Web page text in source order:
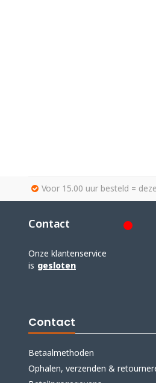
Voor 15.00 uur besteld =
Contact
Onze klantenservice
is gesloten
Contact
Betaalmethoden
Ophalen, verzenden &